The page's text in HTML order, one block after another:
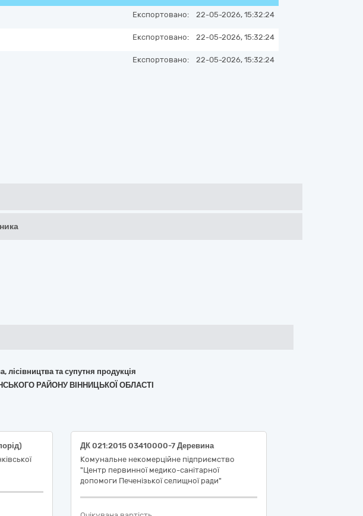
Експортовано: 22-05-2026, 15:32:24
Експортовано: 22-05-2026, 15:32:24
Експортовано: 22-05-2026, 15:32:24
лісівництва та супутня продукція
РАЙОНУ ВІННИЦЬКОЇ ОБЛАСТІ
ДК 021:2015 03410000-7 Деревина
Комунальне некомерційне підприємство
"Центр первинної медико-санітарної
допомоги Печенізької селищної ради"